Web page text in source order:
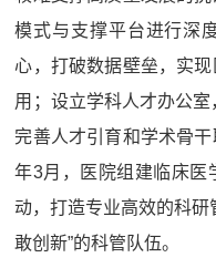
模式与支撑平台进行深
心，打破数据壁垒，实
用；设立学科人才办公室
完善人才引育和学术骨
年3月，医院组建临床医
动，打造专业高效的科研
敢创新”的科管队伍。